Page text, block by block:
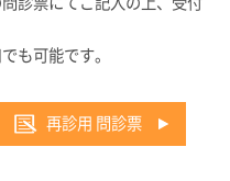
も可能です。
再診用 問診票